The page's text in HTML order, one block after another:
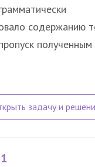
содержанию